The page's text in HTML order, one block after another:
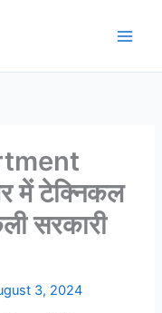
में टेक्निकल
सरकारी
3, 2024